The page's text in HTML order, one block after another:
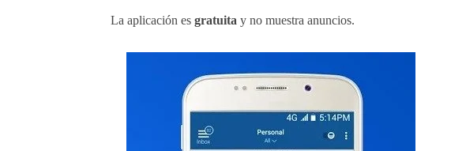
La aplicación es gratuita y no muestra anuncios.